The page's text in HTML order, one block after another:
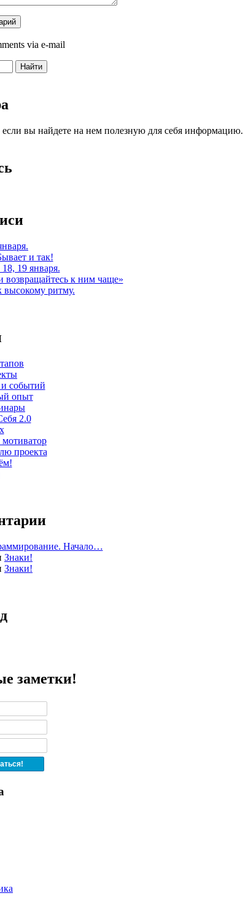
via e-mail
если вы найдете на нем полезную для себя информацию.
и так!
19 января.
возвращайтесь к ним чаще»
ритму.
событий
опыт
2.0
проекта
Начало…
Знаки!
Знаки!
заметки!